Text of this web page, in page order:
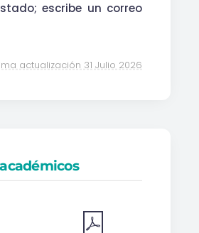
escribe un correo
actualización 31 Julio 2026